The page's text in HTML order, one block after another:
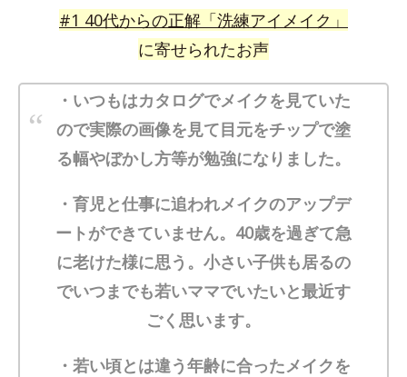
#1 40代からの正解「洗練アイメイク」
に寄せられたお声
・いつもはカタログでメイクを見ていた
ので実際の画像を見て目元をチップで塗
る幅やぼかし方等が勉強になりました。
・育児と仕事に追われメイクのアップデ
ートができていません。40歳を過ぎて急
に老けた様に思う。小さい子供も居るの
でいつまでも若いママでいたいと最近す
ごく思います。
・若い頃とは違う年齢に合ったメイクを